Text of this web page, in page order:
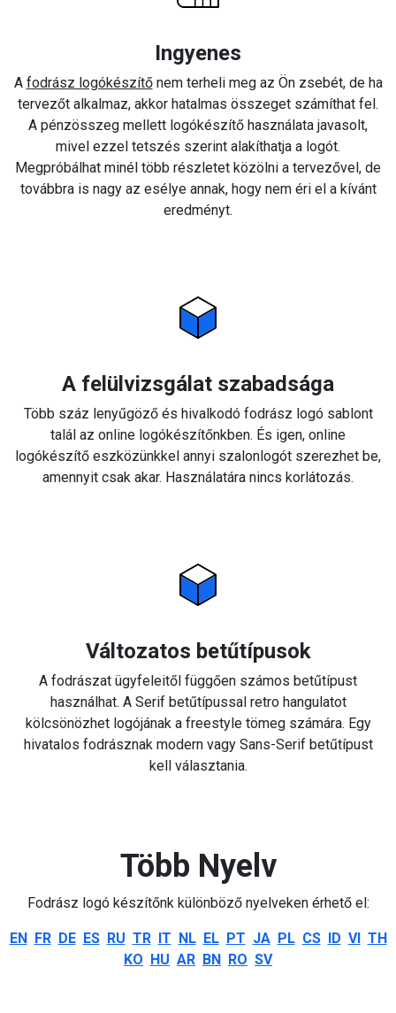
Ingyenes
A fodrász logókészítőnem terheli meg az Ön zsebét, de ha
tervezőt alkalmaz, akkor hatalmas összeget számíthat fel.
A pénzösszeg mellett logókészítő használata javasolt,
mivel ezzel tetszés szerint alakíthatja a logót.
Megpróbálhat minél több részletet közölni a tervezővel, de
továbbra is nagy az esélye annak, hogy nem éri el a kívánt
eredményt.
A felülvizsgálat szabadsága
Több száz lenyűgöző és hivalkodó fodrász logó sablont
talál az online logókészítőnkben. És igen, online
logókészítő eszközünkkel annyi szalonlogót szerezhet be,
amennyit csak akar. Használatára nincs korlátozás.
Változatos betűtípusok
A fodrászat ügyfeleitől függően számos betűtípust
használhat. A Serif betűtípussal retro hangulatot
kölcsönözhet logójának a freestyle tömeg számára. Egy
hivatalos fodrásznak modern vagy Sans-Serif betűtípust
kell választania.
Több Nyelv
Fodrász logó készítőnk különböző nyelveken érhető el:
EN FR DE ES RU TR IT NL EL PT JA PL CS ID VI TH
KO HU AR BN RO SV